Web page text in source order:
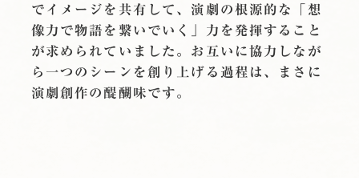
でイメージを共有して、演劇の根源的な「想
像力で物語を繋いでいく」力を発揮すること
が求められていました。お互いに協力しなが
ら一つのシーンを創り上げる過程は、まさに
演劇創作の醍醐味です。